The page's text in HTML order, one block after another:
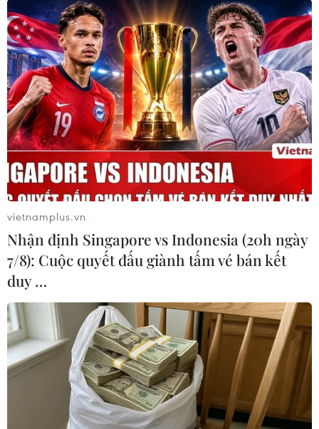
“Đội tuyển Malaysia cần phải cải thiện thêm
nhiều nhưng điều quan trọng là chúng tôi có 3
điểm. Mọi người nghĩ rằng trận gặp Campuchia
sẽ dễ dàng, không, bất cứ trận đấu nào cũng
khó khăn. Chúng tôi không thể chủ quan trước
Campuchia, họ đã có những bước tiến trong vài
năm gần đây. Hàng tấn công của đội tuyển
Malaysia là điều khiến tôi lo lắng nhất, tôi còn
nhiều việc phải làm về vị trí này. Các tiền đạo
cần phải bình tĩnh và tự tin hơn ở trận đấu tới
gặp Lào cũng như Việt Nam, tôi tin các học trò
sẽ làm được điều đó”./.
vietnamplus.vn
Nhận định Singapore vs Indonesia (20h ngày
7/8): Cuộc quyết đấu giành tấm vé bán kết
duy …